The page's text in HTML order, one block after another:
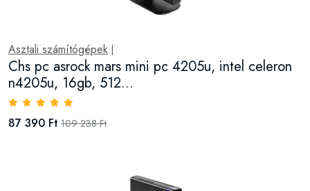
Asztali számítógépek |
Chs pc asrock mars mini pc 4205u, intel celeron
n4205u, 16gb, 512...
87 390 Ft 109 238 Ft